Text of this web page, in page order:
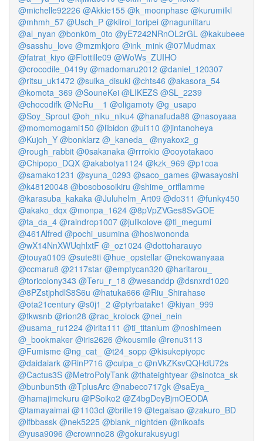
@michelle92226 @Akkie155 @k_moonphase @kurumilkl
@mhmh_57 @Usch_P @kiiroi_toripei @naguniitaru
@al_nyan @bonk0m_0to @yE7242NRnOL2rGL @kakubeee
@sasshu_love @mzmkjoro @ink_mink @07Mudmax
@fatrat_kiyo @Flottille09 @WoWs_ZUIHO
@crocodile_0419y @madomaru2012 @daniel_120307
@ritsu_uk1472 @suika_disuki @chts46 @akasora_54
@komota_369 @SouneKei @LIKEZS @SL_2239
@chocodifk @NeRu__1 @oligamoty @g_usapo
@Soy_Sprout @oh_niku_niku4 @hanafuda88 @nasoyaaa
@momomogami150 @libidon @ui110 @jintanoheya
@Kujoh_Y @bonklarz @_kaneda_ @nyakox2_g
@rough_rabbit @0sakanaka @rrrokio @ooyotakaoo
@Chipopo_DQX @akabotya1124 @kzk_969 @p1coa
@samako1231 @syuna_0293 @saco_games @wasayoshi
@k48120048 @bosobosoikiru @shime_oriflamme
@karasuba_kakaka @Juluhelm_Art09 @do311 @funky450
@akako_dqx @monpa_1624 @8pVpZVGes8SvGOE
@ta_da_4 @raindrop1007 @julikolove @tl_megumi
@461Alfred @pochi_usumina @hosiwononda
@wX14NnXWUqhlxtF @_oz1024 @dottoharauyo
@touya0109 @sute8ti @hue_opstellar @nekowanyaaa
@ccmaru8 @2117star @emptycan320 @haritarou_
@toricolony343 @Teru_r_18 @wesanddp @dsnxrd1020
@8PZstjphdlS8S6u @hatuka666 @Riu_Shirahase
@ota21century @s0j1_2 @ptyrbatake1 @kiyan_999
@tkwsnb @rion28 @rac_krolock @nei_nein
@usama_ru1224 @irita111 @ti_titanium @noshimeen
@_bookmaker @iris2626 @kousmile @renu3113
@Fumisme @ng_cat_ @t24_sopp @kisukepiyopc
@daidaiark @RinP716 @culpa_c @nVkZKsvQQHdU72s
@Cactus3S @MetroPolyTank @thateightyear @sinotca_sk
@bunbun5th @TplusArc @nabeco717gk @saEya_
@hamajimekuru @PSoiko2 @Z4bgDeyBjmOEODA
@tamayaimai @1103cl @brille19 @tegaisao @zakuro_BD
@lfbbassk @nek5225 @blank_nightden @nikoafs
@yusa9096 @crownno28 @gokurakusyugi